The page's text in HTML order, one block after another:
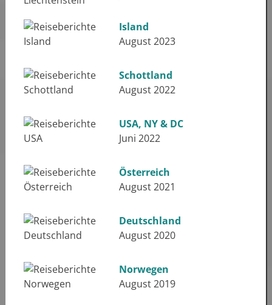
Island
August 2023
Schottland
August 2022
USA, NY & DC
Juni 2022
Österreich
August 2021
Deutschland
August 2020
Norwegen
August 2019